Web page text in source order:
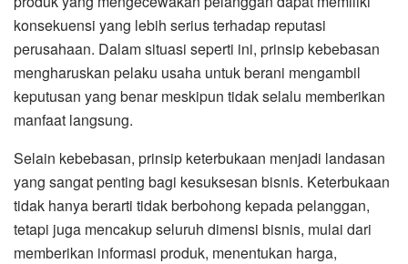
konsekuensi yang lebih serius terhadap reputasi
perusahaan. Dalam situasi seperti ini, prinsip kebebasan
mengharuskan pelaku usaha untuk berani mengambil
keputusan yang benar meskipun tidak selalu memberikan
manfaat langsung.
Selain kebebasan, prinsip keterbukaan menjadi landasan
yang sangat penting bagi kesuksesan bisnis. Keterbukaan
tidak hanya berarti tidak berbohong kepada pelanggan,
tetapi juga mencakup seluruh dimensi bisnis, mulai dari
memberikan informasi produk, menentukan harga,